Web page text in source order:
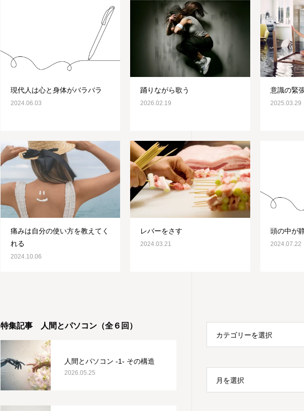
現代人は心と身体がバラバラ
2024.06.03
踊りながら歌う
2026.02.19
意識の緊
2025.03.29
痛みは自分の使い方を教えてく
れる
2024.10.06
レバーをさす
2024.03.21
頭の中が
2024.07.22
特集記事 人間とパソコン（全６回）
人間とパソコン -1- その構造
2026.05.25
カテゴリーを選択
月を選択